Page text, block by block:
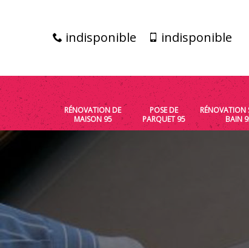
indisponible indisponible
RÉNOVATION DE
MAISON 95
POSE DE
PARQUET 95
RÉNOVATION
BAIN